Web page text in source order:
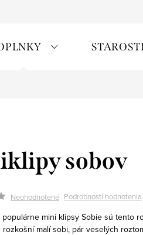
sobov
Neohodnotené Podrobnosti hodnotenia
mini klipsy Sobie sú tento
rozkošní malí sobi, pár veselých